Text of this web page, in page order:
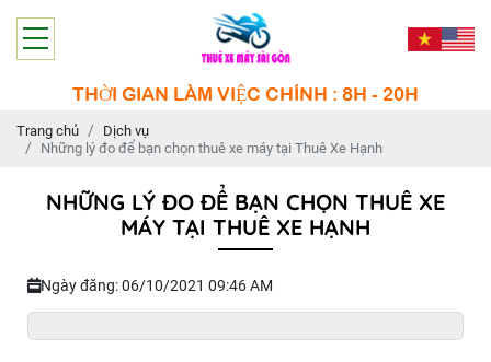
THỜI GIAN LÀM VIỆC CHÍNH : 8H - 20H
Trang chủ
Dịch vụ
Những lý đo để bạn chọn thuê xe máy tại Thuê Xe Hạnh
NHỮNG LÝ ĐO ĐỂ BẠN CHỌN THUÊ XE
MÁY TẠI THUÊ XE HẠNH
Ngày đăng: 06/10/2021 09:46 AM